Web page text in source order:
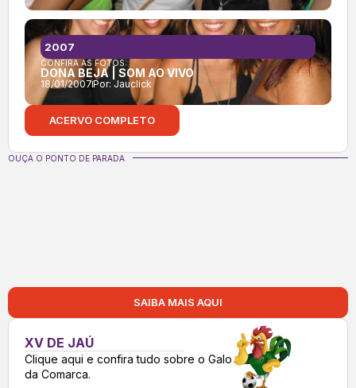
CONFIRA AS FOTOS:
DONA BEJA | SOM AO VIVO
18/01/2007Por:Jauclick
2007
ACERVO COMPLETO
OUÇA O PONTO DE PARADA
SAIBA MAIS AQUI
XV DE JAÚ
Clique aqui e confira tudo sobre o Galo
da Comarca.